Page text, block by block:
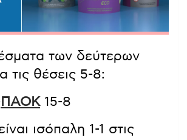
των δεύτερων
τις θέσεις 5-8:
ΠΑΟΚ 15-8
ισόπαλη 1-1 στις